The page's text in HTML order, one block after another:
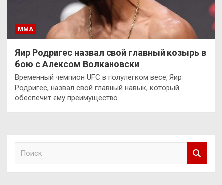
ММА
Яир Родригес назвал свой главный козырь в
бою с Алексом Волкановски
Временный чемпион UFC в полулегком весе, Яир
Родригес, назвал свой главный навык, который
обеспечит ему преимущество…